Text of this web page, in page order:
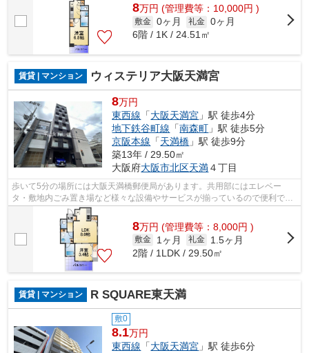
8万円 (管理費等：10,000円 )
敷金 0ヶ月 礼金 0ヶ月
6階 / 1K / 24.51㎡
賃貸 | マンション ウィステリア大阪天満宮
8万円
東西線 「大阪天満宮 」駅 徒歩4分
地下鉄谷町線 「南森町 」駅 徒歩5分
京阪本線 「天満橋 」駅 徒歩9分
築13年 / 29.50㎡
大阪府大阪市北区天満４丁目
歩いて5分の場所には大阪天満橋郵便局があります。共用部にはエレベー
タ・敷地内ごみ置き場など様々な設備やサービスが揃っているので便利で
す。こちらは初期費用をカードでお支払いい...
8万円 (管理費等：8,000円 )
敷金 1ヶ月 礼金
1.5ヶ月
2階 / 1LDK / 29.50㎡
賃貸 | マンション R SQUARE東天満
敷0
8.1万円
東西線 「大阪天満宮 」駅 徒歩6分